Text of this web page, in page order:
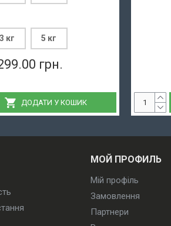
3 кг 5 кг
грн.
ДОДАТИ У КОШИК
МОЙ ПРОФИЛЬ
Мій профіль
Замовлення
Партнери